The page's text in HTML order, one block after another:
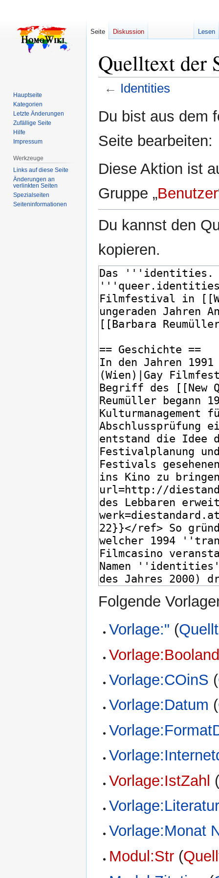
Quelltext der
← Identities
Navigation
Suche
Du bist aus dem
Seite bearbeiten:
Diese Aktion ist
Gruppe „Benutzer
Du kannst den
kopieren.
Folgende
Vorlage:" (
Vorlage:COinS (
Vorlage:Datum (
Vorlage:IstZahl
Vorlage:Monat
Modul:Str (
Seite Diskussion Lesen
Hauptseite
Kategorien
Letzte Änderungen
Zufällige Seite
Hilfe
Impressum
Werkzeuge
Links auf diese Seite
Änderungen an
verlinkten Seiten
Spezialseiten
Seiten­­informationen